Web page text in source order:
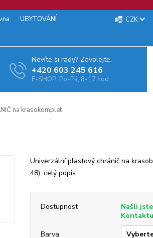
UBYTOVÁNÍ
CZK
Nevíte si rady? Zavolejte.
+‭420 603 245 616‬
E-SHOP: Po-Pá, 8-17 hod.
na krasokomplet
Univerzální plastový chránič na
48). celý popis
Dostupnost
Našli
Barva